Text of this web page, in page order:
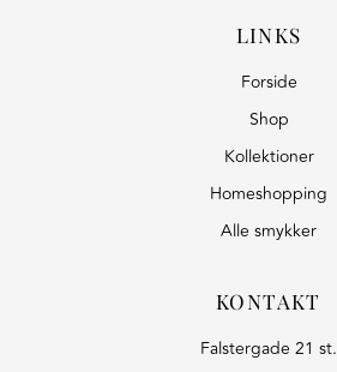
LINKS
Forside
Shop
Kollektioner
Homeshopping
Alle smykker
KONTAKT
Falstergade 21 st.